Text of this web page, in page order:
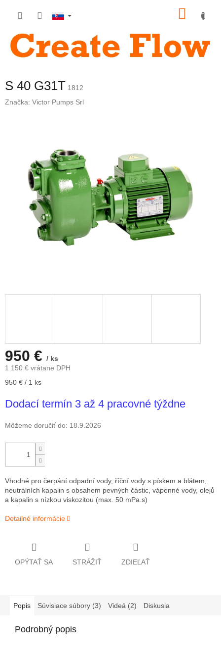
S 40 G31T 1812
Značka: Victor Pumps Srl
950 € / ks
1 150 € vrátane DPH
Jednotková
950 € / 1 ks
Dodací termín 3 až 4 pracovné týždne
Môžeme doručiť do: 18.9.2026
Vhodné pro čerpání odpadní vody, říční vody s pískem a blátem,
neutrálních kapalin s obsahem pevných částic, vápenné vody, olejů
a kapalin s nízkou viskozitou (max. 50 mPa.s)
Detailné informácie
OPÝTAŤ SA STRÁŽIŤ ZDIEĽAŤ
Popis Súvisiace súbory (3) Videá (2) Diskusia
Podrobný popis